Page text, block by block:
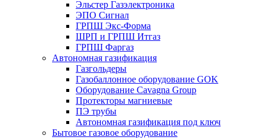
Эльстер Газэлектроника
ЭПО Сигнал
ГРПШ Экс-Форма
ШРП и ГРПШ Итгаз
ГРПШ Фаргаз
Автономная газификация
Газгольдеры
Газобаллонное оборудование GOK
Оборудование Cavagna Group
Протекторы магниевые
ПЭ трубы
Автономная газификация под ключ
Бытовое газовое оборудование